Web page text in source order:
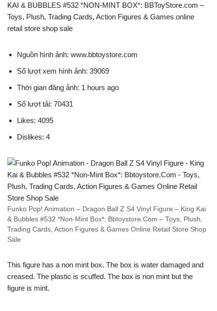
KAI & BUBBLES #532 *NON-MINT BOX*: BBToyStore.com –
Toys, Plush, Trading Cards, Action Figures & Games online
retail store shop sale
Nguồn hình ảnh: www.bbtoystore.com
Số lượt xem hình ảnh: 39069
Thời gian đăng ảnh: 1 hours ago
Số lượt tải: 70431
Likes: 4095
Dislikes: 4
Funko Pop! Animation – Dragon Ball Z S4 Vinyl Figure – King Kai
& Bubbles #532 *Non-Mint Box*: Bbtoystore.Com – Toys, Plush,
Trading Cards, Action Figures & Games Online Retail Store Shop
Sale
This figure has a non mint box. The box is water damaged and
creased. The plastic is scuffed. The box is non mint but the
figure is mint.